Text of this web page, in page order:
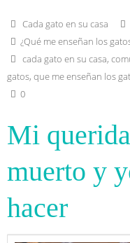
t
s
A
p
e
g
r
a
m
e
o
o
Cada gato en su casa
¿Qué me enseñan los
cada gato en su casa,
gatos, que me enseñan los
0
Mi
muerto y
hacer